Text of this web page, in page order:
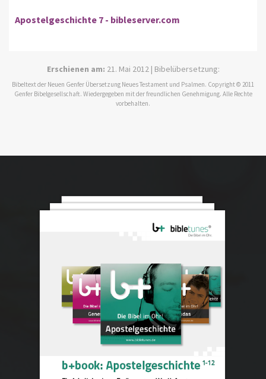
Apostelgeschichte 7 - bibleserver.com
Erschienen am: 21. Mai 2012 | Bibelübersetzung:
Bibeltext der Neuen Genfer Übersetzung Neues Testament und Psalmen. Copyright © 2011
Genfer Bibelgesellschaft. Wiedergegeben mit der freundlichen Genehmigung. Alle Rechte
vorbehalten.